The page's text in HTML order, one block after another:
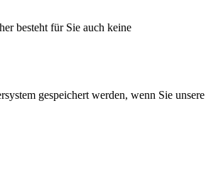
besteht für Sie auch keine
gespeichert werden, wenn Sie unsere